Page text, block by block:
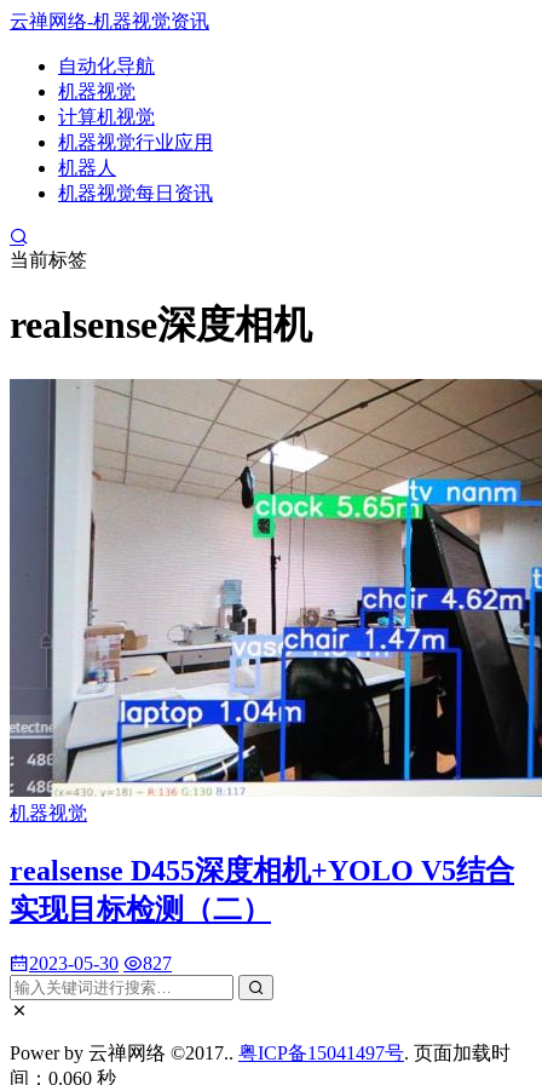
云禅网络-机器视觉资讯
自动化导航
机器视觉
计算机视觉
机器视觉行业应用
机器人
机器视觉每日资讯
当前标签
realsense深度相机
机器视觉
realsense D455深度相机+YOLO V5结合
实现目标检测（二）
2023-05-30 827
Power by 云禅网络 ©2017.. 粤ICP备15041497号. 页面加载时
间：0.060 秒